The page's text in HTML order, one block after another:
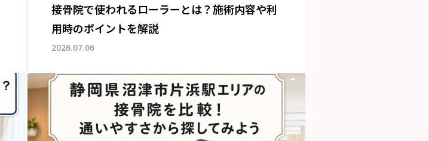
接骨院で使われるローラーとは？施術内容や利
用時のポイントを解説
2026.07.06